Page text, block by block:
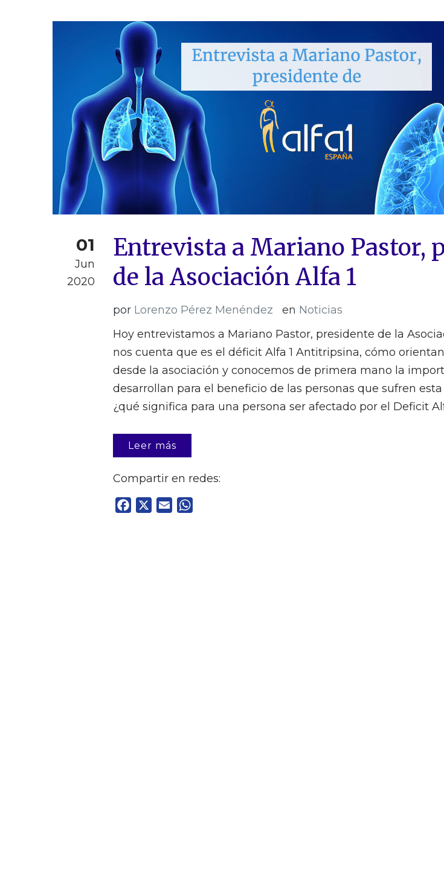
01
Jun
2020
Entrevista a Mariano Pastor,
de la Asociación Alfa 1
por Lorenzo Pérez Menéndez en Noticias
Hoy entrevistamos a Mariano Pastor, presidente de la
nos cuenta que es el déficit Alfa 1 Antitripsina, cómo
desde la asociación y conocemos de primera mano la
desarrollan para el beneficio de las personas que sufren
¿qué significa para una persona ser afectado por el Deficit
Leer más
Compartir en redes:
Facebook Email